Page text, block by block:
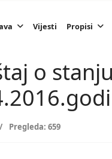
Vijesti Propisi
o
Pregleda: 659